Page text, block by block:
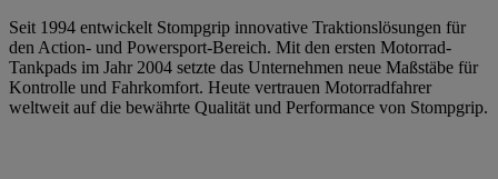
Seit 1994 entwickelt Stompgrip innovative Traktionslösungen für
den Action- und Powersport-Bereich. Mit den ersten Motorrad-
Tankpads im Jahr 2004 setzte das Unternehmen neue Maßstäbe für
Kontrolle und Fahrkomfort. Heute vertrauen Motorradfahrer
weltweit auf die bewährte Qualität und Performance von Stompgrip.